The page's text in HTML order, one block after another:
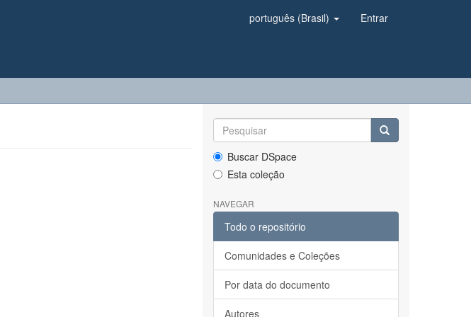
português (Brasil) Entrar
Buscar DSpace
Esta coleção
NAVEGAR
Todo o repositório
Comunidades e Coleções
Por data do documento
Autores